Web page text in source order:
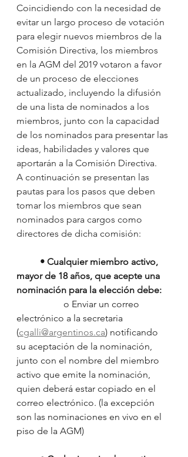
Coincidiendo con la necesidad de
evitar un largo proceso de votación
para elegir nuevos miembros de la
Comisión Directiva, los miembros
en la AGM del 2019 votaron a favor
de un proceso de elecciones
actualizado, incluyendo la difusión
de una lista de nominados a los
miembros, junto con la capacidad
de los nominados para presentar las
ideas, habilidades y valores que
aportarán a la Comisión Directiva.
A continuación se presentan las
pautas para los pasos que deben
tomar los miembros que sean
nominados para cargos como
directores de dicha comisión:
• Cualquier miembro activo,
mayor de 18 años, que acepte una
nominación para la elección debe:
electrónico a la secretaria
(cgalli@argentinos.ca) notificando
su aceptación de la nominación,
junto con el nombre del miembro
activo que emite la nominación,
quien deberá estar copiado en el
correo electrónico. (la excepción
son las nominaciones en vivo en el
piso de la AGM)